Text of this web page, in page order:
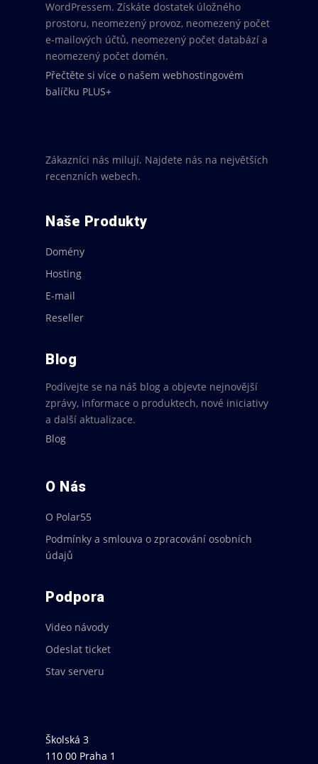
WordPressem. Získáte dostatek úložného
prostoru, neomezený provoz, neomezený počet
e-mailových účtů, neomezený počet databází a
neomezený počet domén.
Přečtěte si více o našem webhostingovém
balíčku PLUS+
Zákazníci nás milují. Najdete nás na největších
recenzních webech.
Naše Produkty
Domény
Hosting
E-mail
Reseller
Blog
Podívejte se na náš blog a objevte nejnovější
zprávy, informace o produktech, nové iniciativy
a další aktualizace.
Blog
O Nás
O Polar55
Podmínky a smlouva o zpracování osobních
údajů
Podpora
Video návody
Odeslat ticket
Stav serveru
Školská 3
110 00 Praha 1